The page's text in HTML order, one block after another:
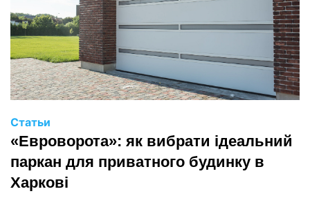
Статьи
«Евроворота»: як вибрати ідеальний
паркан для приватного будинку в
Харкові